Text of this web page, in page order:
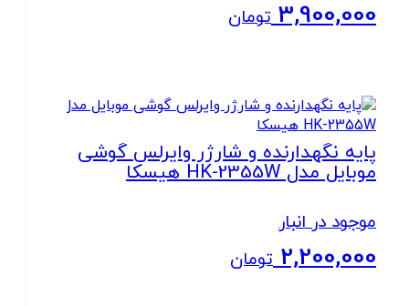
3,900,000 تومان
بستن
پایه نگهدارنده و شارژر وایرلس گوشی
موبایل مدل HK-2355W هیسکا
موجود در انبار
2,200,000 تومان